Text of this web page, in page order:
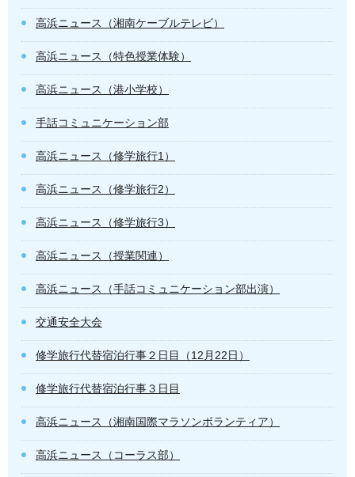
高浜ニュース（湘南ケーブルテレビ）
高浜ニュース（特色授業体験）
高浜ニュース（港小学校）
手話コミュニケーション部
高浜ニュース（修学旅行1）
高浜ニュース（修学旅行2）
高浜ニュース（修学旅行3）
高浜ニュース（授業関連）
高浜ニュース（手話コミュニケーション部出演）
交通安全大会
修学旅行代替宿泊行事２日目（12月22日）
修学旅行代替宿泊行事３日目
高浜ニュース（湘南国際マラソンボランティア）
高浜ニュース（コーラス部）